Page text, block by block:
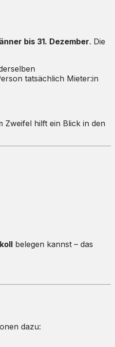
bis 31. Dezember. Die
tatsächlich Mieter:in
Zweifel hilft ein Blick in den
belegen kannst – das
dazu: